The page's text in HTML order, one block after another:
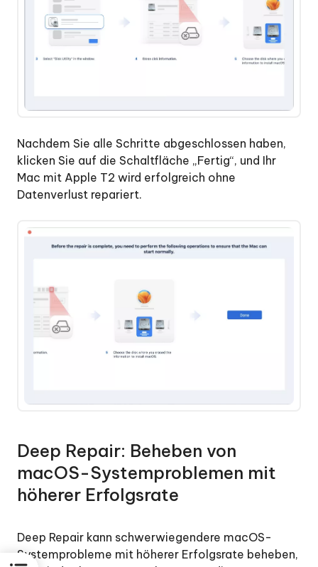
Nachdem Sie alle Schritte abgeschlossen haben,
klicken Sie auf die Schaltfläche „Fertig“, und Ihr
Mac mit Apple T2 wird erfolgreich ohne
Datenverlust repariert.
Deep Repair: Beheben von
macOS-Systemproblemen mit
höherer Erfolgsrate
Deep Repair kann schwerwiegendere macOS-
Systemprobleme mit höherer Erfolgsrate beheben,